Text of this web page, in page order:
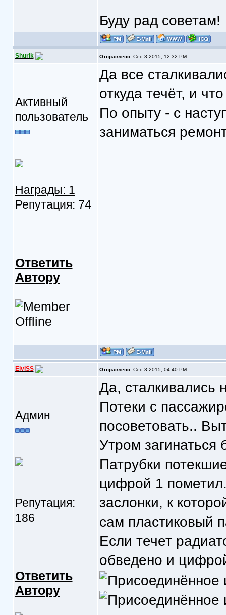
Буду рад советам!
Shurik Отправлено:Сен 3 2015, 12:32 PM
Активный
пользователь
Награды: 1
Репутация: 74
Ответить
Автору
Да все
откуда течёт, и
По опыту - с
заниматься
ElviSS Отправлено:Сен 3 2015, 04:40 PM
Админ
Репутация:
186
Ответить
Автору
Да, сталкивались
Потеки с
посоветовать..
Утром загинаться
Патрубки
цифрой 1
заслонки, к
сам пластиковый
Если течет
обведено и